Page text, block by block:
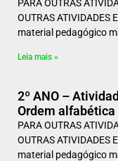
PARA OUTRAS
OUTRAS
material pedagógico
Leia mais »
2º ANO –
Ordem alfabética
PARA OUTRAS
OUTRAS
material pedagógico